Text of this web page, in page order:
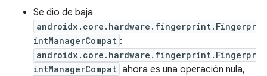
Se dio de baja
androidx.core.hardware.fingerprint.Fingerpr
intManagerCompat :
androidx.core.hardware.fingerprint.Fingerpr
intManagerCompat ahora es una operación nula,